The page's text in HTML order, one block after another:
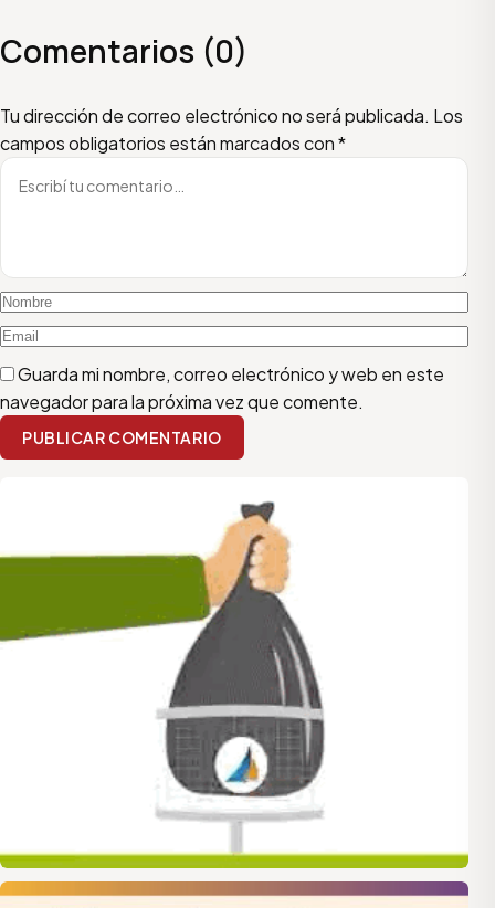
Comentarios (0)
Tu dirección de correo electrónico no será publicada. Los
campos obligatorios están marcados con*
Escribí tu comentario
Nombre
Email
Guarda mi nombre, correo electrónico y web en este
navegador para la próxima vez que comente.
PUBLICAR COMENTARIO
quilmes